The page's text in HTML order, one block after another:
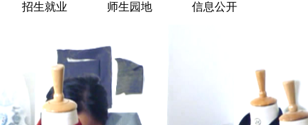
单位
招生就业 师生园地 信息公开